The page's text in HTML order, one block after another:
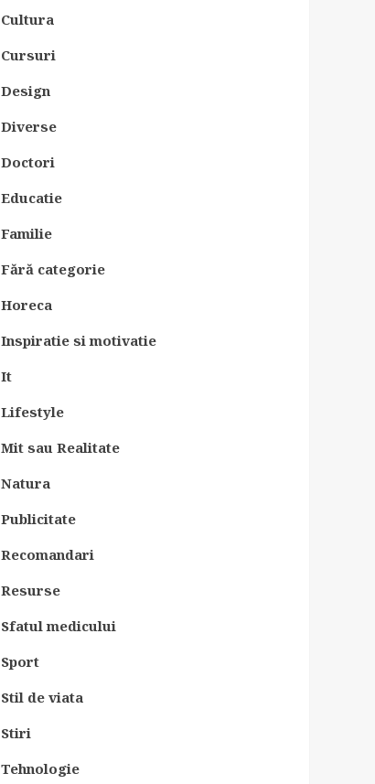
Cultura
Cursuri
Design
Diverse
Doctori
Educatie
Familie
Fără categorie
Horeca
Inspiratie si motivatie
It
Lifestyle
Mit sau Realitate
Natura
Publicitate
Recomandari
Resurse
Sfatul medicului
Sport
Stil de viata
Stiri
Tehnologie